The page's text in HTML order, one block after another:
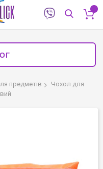
предметів
Чохол для